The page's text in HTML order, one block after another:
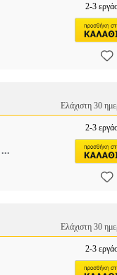
2-3
Ελάχιστη 30
...
2-3
Ελάχιστη 30
2-3